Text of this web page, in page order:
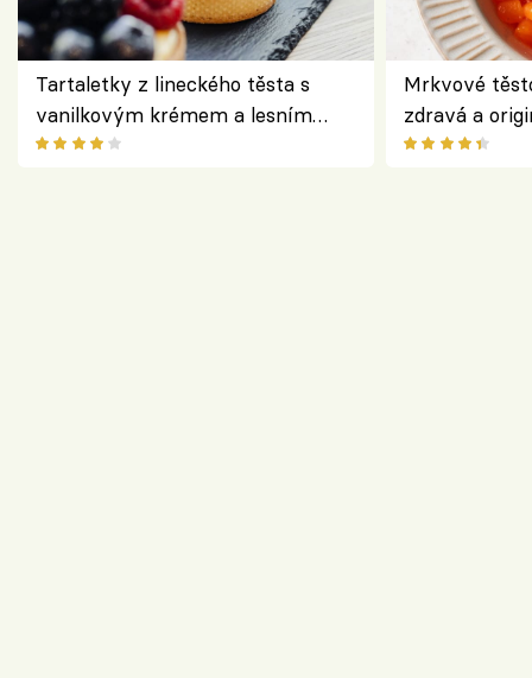
Tartaletky z lineckého těsta s
vanilkovým krémem a lesním
ovocem podle Bread Society
Mrkvové
zdravá a
klasiky